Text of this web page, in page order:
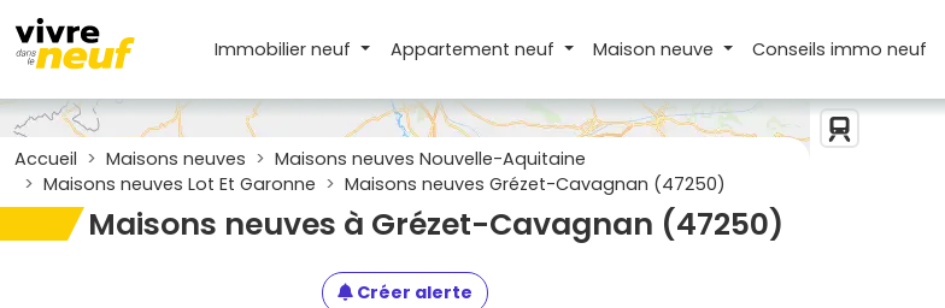
Immobilier neuf Appartement neuf Maison neuve Conseilsimmo neuf
Accueil Maisons neuves
Maisons neuves Nouvelle-Aquitaine
Maisons neuves Lot Et Garonne
Maisons neuves Grézet-Cavagnan (47250)
Maisons neuves à Grézet-Cavagnan (47250)
Créer alerte